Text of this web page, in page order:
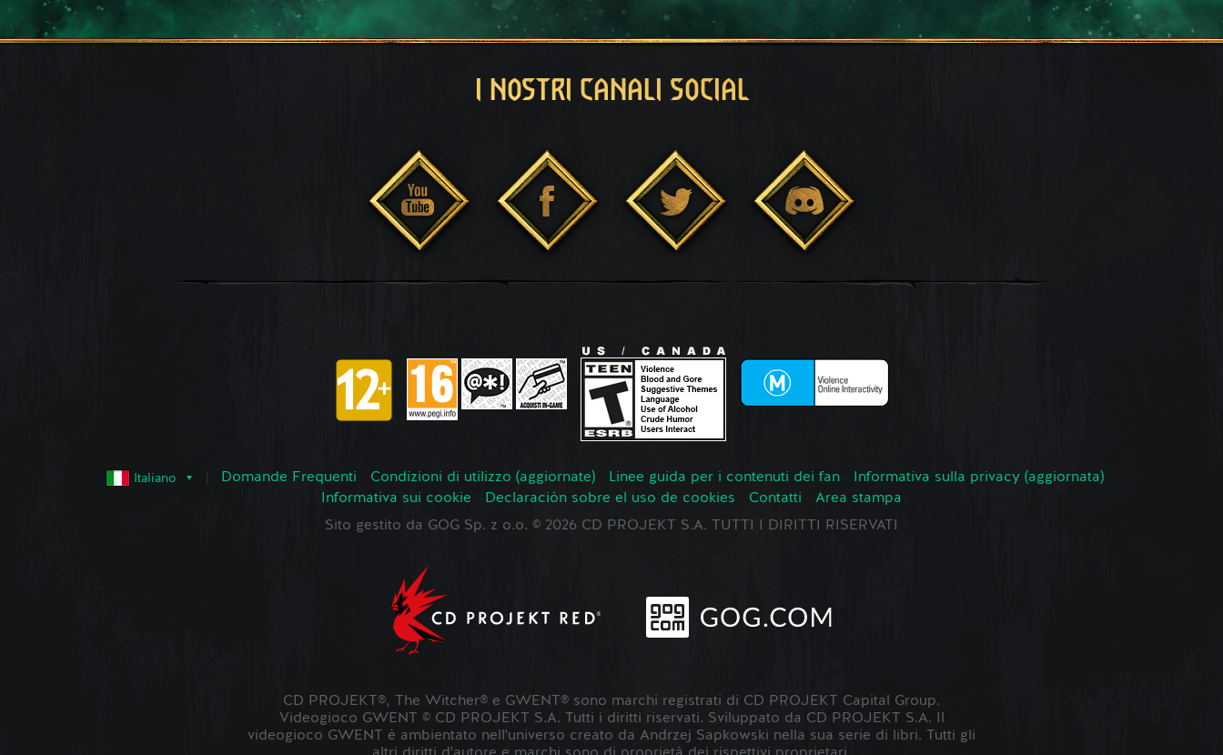
I NOSTRI CANALI SOCIAL
Italiano Domande Frequenti Condizioni di utilizzo (aggiornate) Linee guida per i contenuti dei fan
Informativa sulla privacy (aggiornata)
Informativa sui cookie
Declaración sobre el uso de cookies Contatti
Area stampa
Sito gestito da GOG Sp. z o.o. © 2026 CD PROJEKT S.A. TUTTI I DIRITTI RISERVATI
CD PROJEKT®, The Witcher® e GWENT® sono marchi registrati di CD PROJEKT Capital Group.
Videogioco GWENT © CD PROJEKT S.A. Tutti i diritti riservati. Sviluppato da CD PROJEKT S.A. Il
videogioco GWENT è ambientato nell'universo creato da Andrzej Sapkowski nella sua serie di libri. Tutti gli